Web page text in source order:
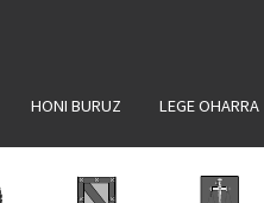
HONI BURUZ LEGE OHARRA